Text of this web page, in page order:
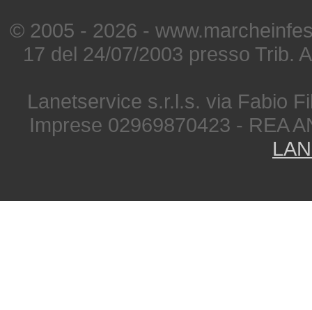
© 2005 - 2026 -
17 del 24/07/2003 presso Trib.
Lanetservice s.r.l.s. via Fabio
Imprese 02969870423 - REA